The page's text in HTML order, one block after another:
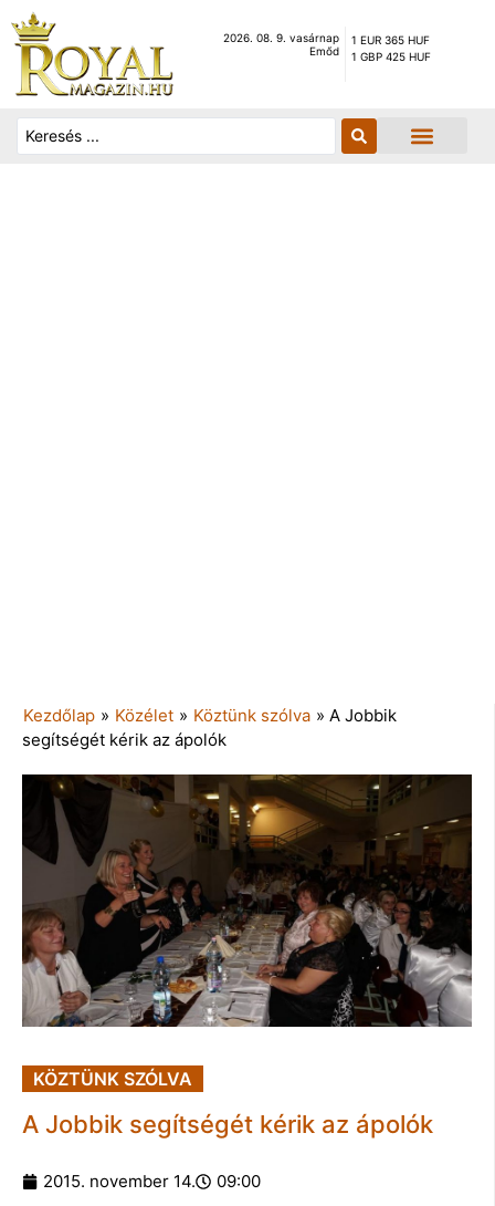
2026. 08. 9. vasárnap
Emőd
1 EUR 365 HUF
1 GBP 425 HUF
Kezdőlap » Közélet » Köztünk szólva » A Jobbik
segítségét kérik az ápolók
KÖZTÜNK SZÓLVA
A Jobbik segítségét kérik az ápolók
2015. november 14. 09:00